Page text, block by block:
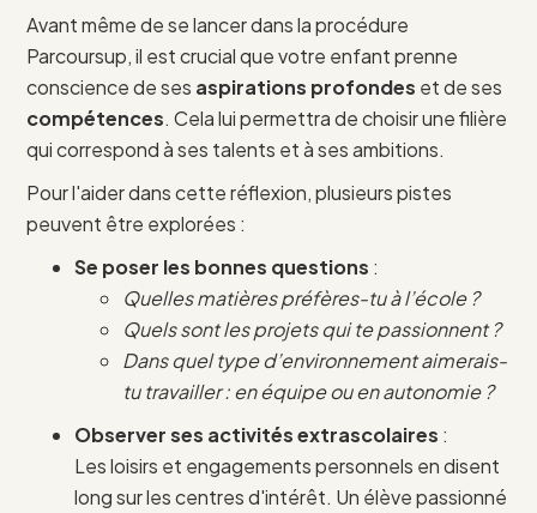
Avant même de se lancer dans la procédure
Parcoursup, il est crucial que votre enfant prenne
conscience de ses aspirations profondes et de ses
compétences. Cela lui permettra de choisir une filière
qui correspond à ses talents et à ses ambitions.
Pour l'aider dans cette réflexion, plusieurs pistes
peuvent être explorées :
Se poser les bonnes questions :
Quelles matières préfères-tu à l’école ?
Quels sont les projets qui te passionnent ?
Dans quel type d’environnement aimerais-
tu travailler : en équipe ou en autonomie ?
Observer ses activités extrascolaires :
Les loisirs et engagements personnels en disent
long sur les centres d'intérêt. Un élève passionné